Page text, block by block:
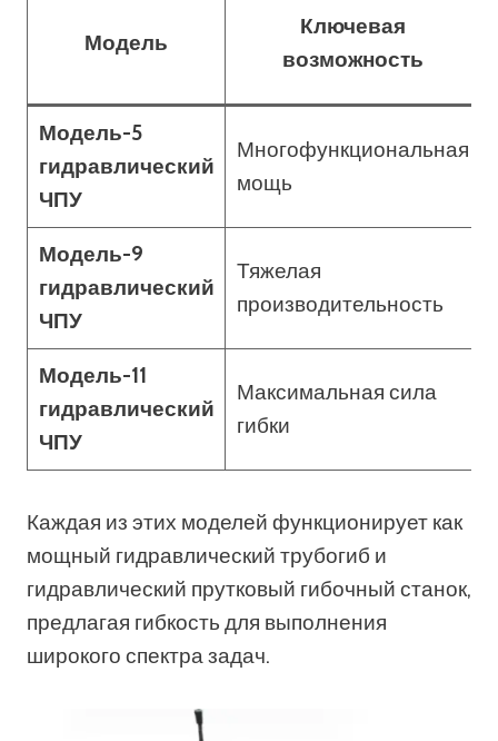
Модель
Ключевая
возможность
Модель-5
гидравлический
ЧПУ
Многофункциональная
мощь
Модель-9
гидравлический
ЧПУ
Тяжелая
производительность
Модель-11
гидравлический
ЧПУ
Максимальная сила
гибки
Каждая из этих моделей функционирует как
мощный гидравлический трубогиб и
гидравлический прутковый гибочный станок,
предлагая гибкость для выполнения
широкого спектра задач.